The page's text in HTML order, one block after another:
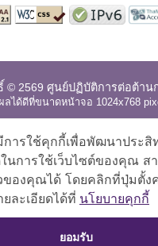
© 2569 ศูนย์ปฏิบัติการต่อต้าน
ลได้ดีที่ขนาดหน้าจอ 1024x768
ต์ คำถามที่พบบ่อย นโ
การปฏิเสธความรับผิด
การใช้คุกกี้เพื่อพัฒนาประ
นการใช้เว็บไซต์ของคุณ ส
ของคุณได้ โดยคลิกที่ปุ่มตั้
ละเอียดได้ที่ นโยบายคุกกี้
ยอมรับ